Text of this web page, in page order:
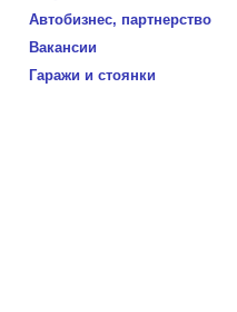
Автобизнес, партнерство
Вакансии
Гаражи и стоянки